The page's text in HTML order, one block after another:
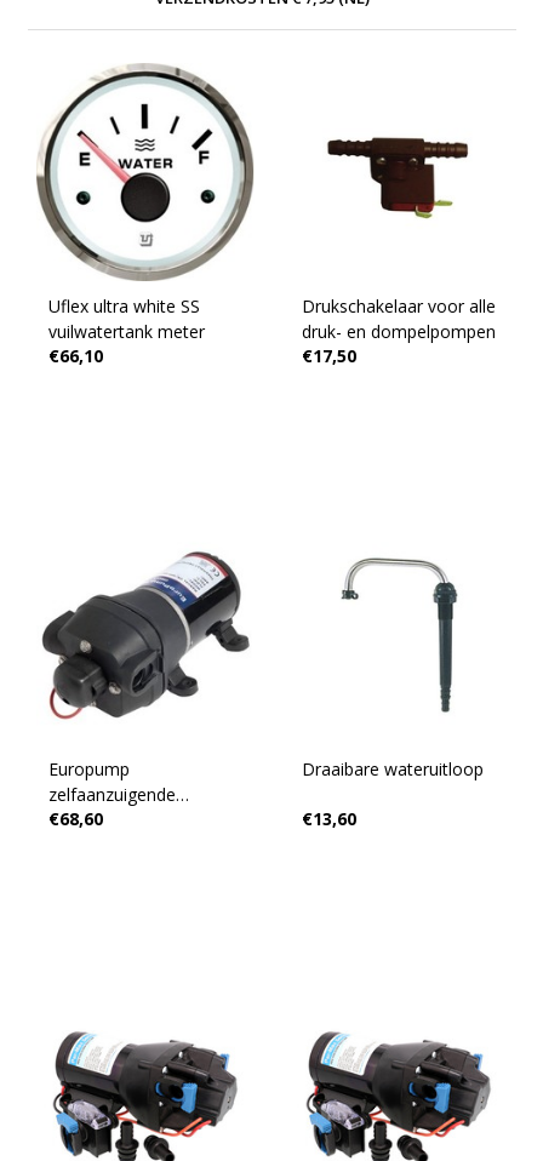
Uflex ultra white SS
vuilwatertank meter
€66,10
Drukschakelaar voor alle
druk- en dompelpompen
€17,50
Europump
zelfaanzuigende
drinkwaterpomp met 4
€68,60
Draaibare wateruitloop
€13,60